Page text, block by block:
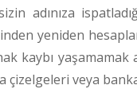
adınıza
yeniden
kaybı yaşamamak
çizelgeleri veya